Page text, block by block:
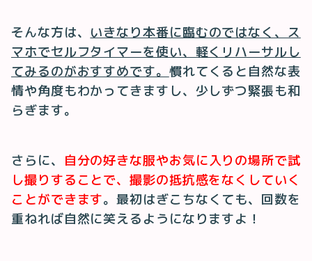
そんな方は、 いきなり本番に臨むのではなく、ス
マホでセルフタイマーを使い、軽くリハーサルし
てみるのがおすすめです。 慣れてくると自然な表
情や角度もわかってきますし、少しずつ緊張も和
らぎます。
さらに、
自分の好きな服やお気に入りの場所で試
し撮りすることで、撮影の抵抗感をなくしていく
ことができます。最初はぎこちなくても、回数を
重ねれば自然に笑えるようになりますよ！